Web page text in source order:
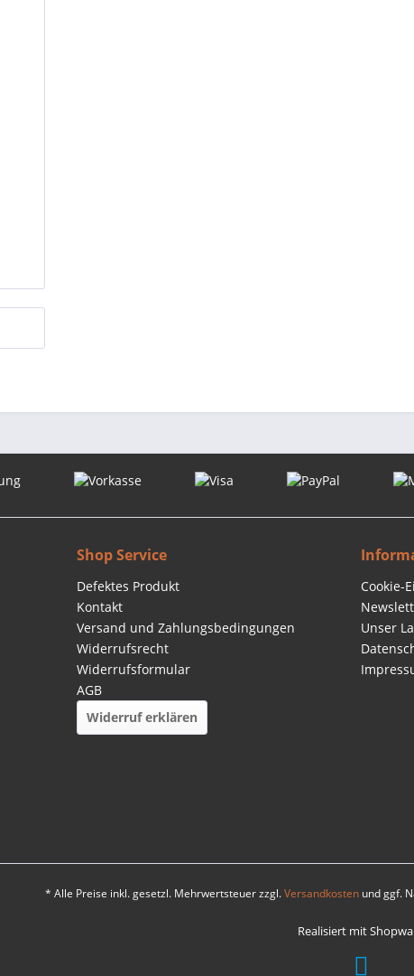
Shop Service
Defektes Produkt
Kontakt
Versand und Zahlungsbedingungen
Widerrufsrecht
Widerrufsformular
AGB
Widerruf erklären
Cookie-
Unser
* Alle Preise inkl. gesetzl. Mehrwertsteuer zzgl.Versandkostenund ggf.
Realisiert mit